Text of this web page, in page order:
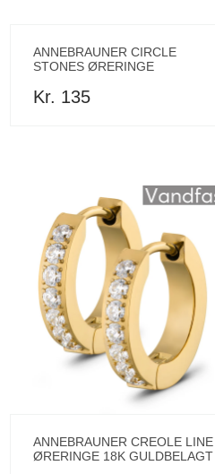
ANNEBRAUNER CIRCLE
STONES ØRERINGE
Kr. 135
ANNEBRAUNER CREOLE LINE
ØRERINGE 18K GULDBELAGT